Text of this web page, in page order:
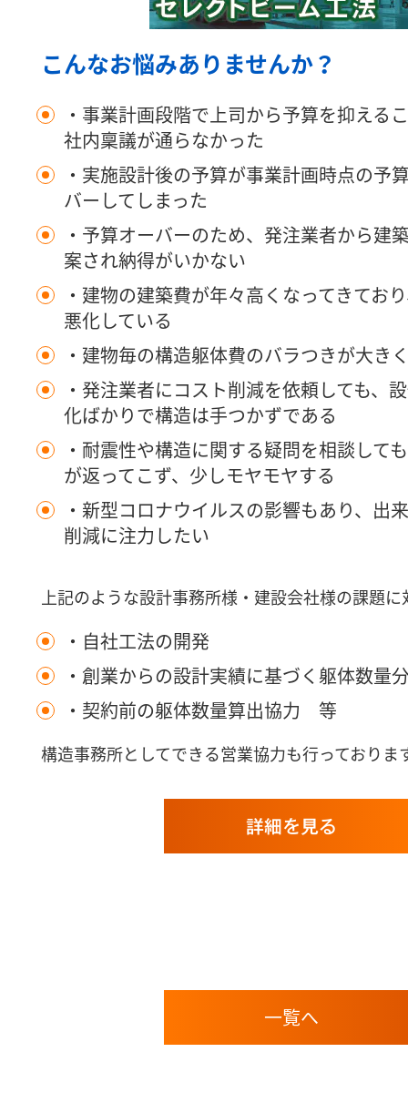
こんなお悩みありませんか？
・事業計画段階で上司から予算を抑える
社内稟議が通らなかった
・実施設計後の予算が事業計画時点の予
バーしてしまった
・予算オーバーのため、発注業者から建
案され納得がいかない
・建物の建築費が年々高くなってきてお
悪化している
・建物毎の構造躯体費のバラつきが大き
・発注業者にコスト削減を依頼しても、
化ばかりで構造は手つかずである
・耐震性や構造に関する疑問を相談して
が返ってこず、少しモヤモヤする
・新型コロナウイルスの影響もあり、出
削減に注力したい
上記のような設計事務所様・建設会社様の課題に
・自社工法の開発
・創業からの設計実績に基づく躯体数量
・契約前の躯体数量算出協力 等
構造事務所としてできる営業協力も行っておりま
詳細を見る
一覧へ